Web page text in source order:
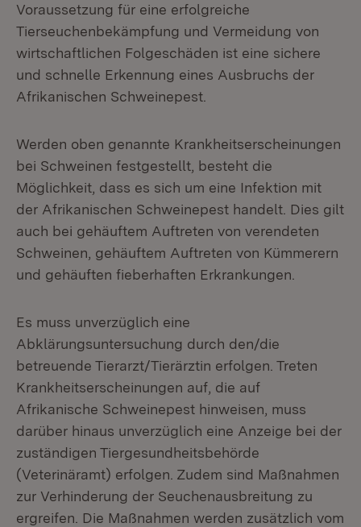
Voraussetzung für eine erfolgreiche
Tierseuchenbekämpfung und Vermeidung von
wirtschaftlichen Folgeschäden ist eine sichere
und schnelle Erkennung eines Ausbruchs der
Afrikanischen Schweinepest.
Werden oben genannte Krankheitserscheinungen
bei Schweinen festgestellt, besteht die
Möglichkeit, dass es sich um eine Infektion mit
der Afrikanischen Schweinepest handelt. Dies gilt
auch bei gehäuftem Auftreten von verendeten
Schweinen, gehäuftem Auftreten von Kümmerern
und gehäuften fieberhaften Erkrankungen.
Es muss unverzüglich eine
Abklärungsuntersuchung durch den/die
betreuende Tierarzt/Tierärztin erfolgen. Treten
Krankheitserscheinungen auf, die auf
Afrikanische Schweinepest hinweisen, muss
darüber hinaus unverzüglich eine Anzeige bei der
zuständigen Tiergesundheitsbehörde
(Veterinäramt) erfolgen. Zudem sind Maßnahmen
zur Verhinderung der Seuchenausbreitung zu
ergreifen. Die Maßnahmen werden zusätzlich vom